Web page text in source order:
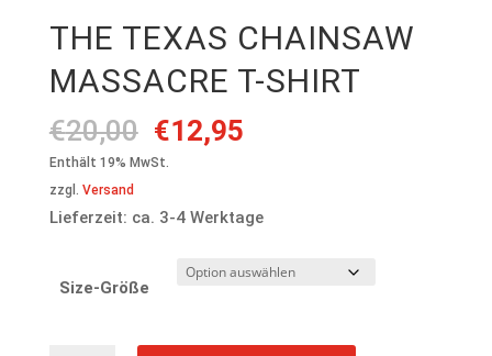
THE TEXAS CHAINSAW
MASSACRE T-SHIRT
€20,00 Ursprünglicher
Preis
€20,00
€12,95Aktueller
€12,95.
Enthält 19% MwSt.
zzgl. Versand
Lieferzeit: ca. 3-4 Werktage
Size-Größe